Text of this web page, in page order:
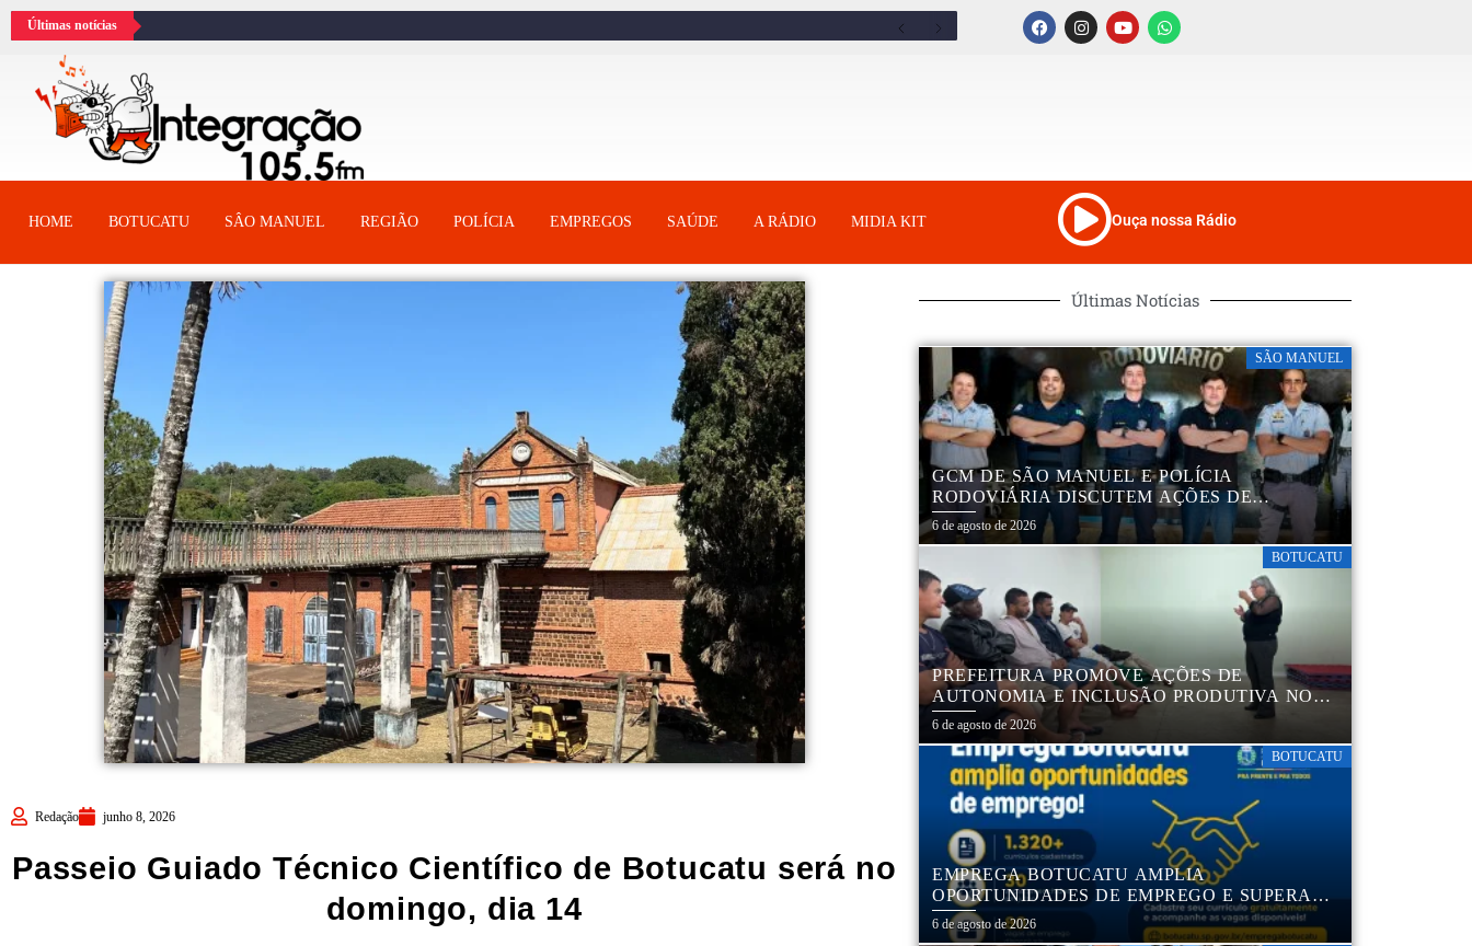
Últimas notícias
HOME BOTUCATU SÂO MANUEL REGIÃO POLÍCIA EMPREGOS SAÚDE A RÁDIO MIDIA KIT Ouça nossa Rádio
Redação junho 8, 2026
Passeio Guiado Técnico Científico de Botucatu será no
domingo, dia 14
Últimas Notícias
SÃO MANUEL
GCM DE SÃO MANUEL E POLÍCIA
RODOVIÁRIA DISCUTEM AÇÕES DE
EDUCAÇÃO E SEGURANÇA NO TRÂNSITO
6 de agosto de 2026
BOTUCATU
PREFEITURA PROMOVE AÇÕES DE
AUTONOMIA E INCLUSÃO PRODUTIVA NO
CENTRO POP VIDA
6 de agosto de 2026
BOTUCATU
EMPREGA BOTUCATU AMPLIA
OPORTUNIDADES DE EMPREGO E SUPERA
1,3 MIL CURRÍCULOS CADASTRADOS
6 de agosto de 2026